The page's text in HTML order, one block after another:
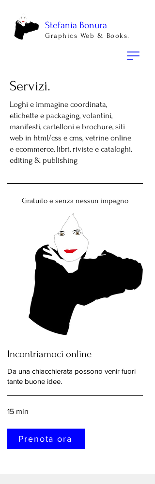
Stefania Bonura
Graphics Web & Books.
Servizi.
Loghi e immagine coordinata,
etichette e packaging, volantini,
manifesti, cartelloni e brochure, siti
web in html/css e cms, vetrine online
e ecommerce, libri, riviste e cataloghi,
editing & publishing
Gratuito e senza nessun impegno
Incontriamoci online
Da una chiacchierata possono venir fuori
tante buone idee.
15 min
Prenota ora